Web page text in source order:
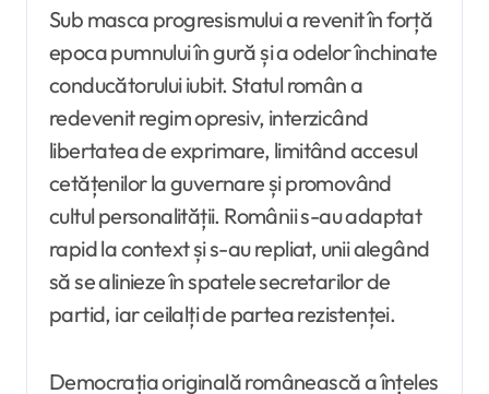
Sub masca progresismului a revenit în forță
epoca pumnului în gură și a odelor închinate
conducătorului iubit. Statul român a
redevenit regim opresiv, interzicând
libertatea de exprimare, limitând accesul
cetățenilor la guvernare și promovând
cultul personalității. Românii s-au adaptat
rapid la context și s-au repliat, unii alegând
să se alinieze în spatele secretarilor de
partid, iar ceilalți de partea rezistenței.
Democrația originală românească a înțeles